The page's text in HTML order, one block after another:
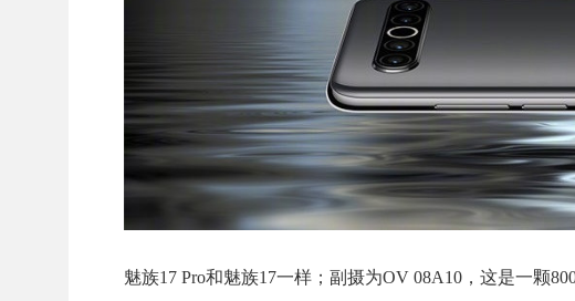
魅族17 Pro和魅族17一样；副摄为OV 08A10，这是一颗